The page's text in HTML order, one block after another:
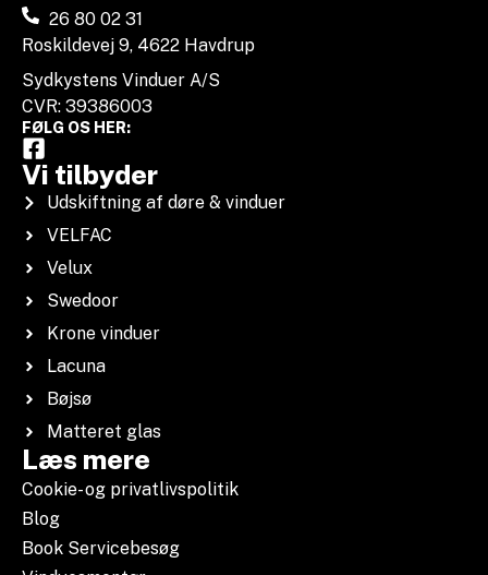
26 80 02 31
Roskildevej 9, 4622 Havdrup
Sydkystens Vinduer A/S
CVR: 39386003
FØLG OS HER:
Vi tilbyder
Udskiftning af døre & vinduer
VELFAC
Velux
Swedoor
Krone vinduer
Lacuna
Bøjsø
Matteret glas
Læs mere
Cookie- og privatlivspolitik
Blog
Book Servicebesøg